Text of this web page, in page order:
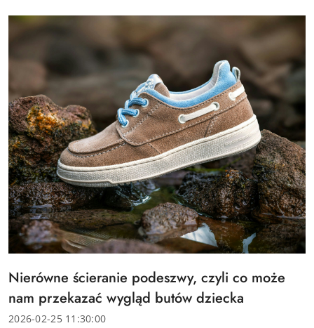
Tytuł
artykułu:
Nierówne ścieranie podeszwy, czyli co może
nam przekazać wygląd butów dziecka
Data
2026-02-25 11:30:00